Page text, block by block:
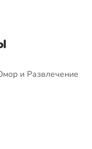
и Развлечение